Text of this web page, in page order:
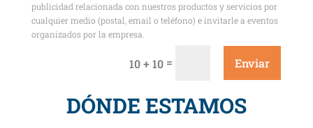
publicidad relacionada con nuestros productos y servicios por
cualquier medio (postal, email o teléfono) e invitarle a eventos
organizados por la empresa.
10 + 10 = Enviar
DÓNDE ESTAMOS